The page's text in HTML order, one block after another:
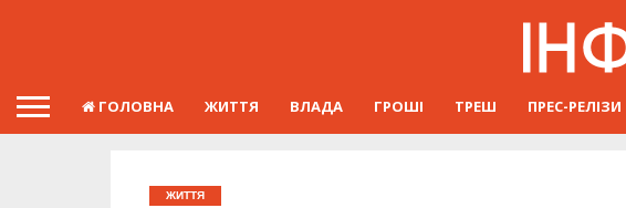
ГОЛОВНА ЖИТТЯ ВЛАДА ГРОШІ ТРЕШ ПРЕС-РЕЛІЗИ
ЖИТТЯ